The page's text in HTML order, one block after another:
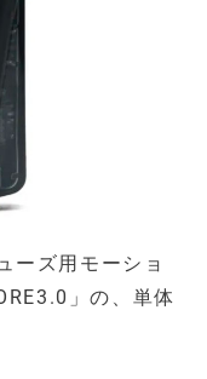
ーズ用モーショ
」の、単体